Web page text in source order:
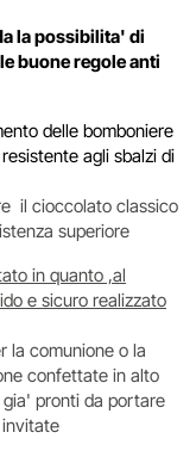
la possibilita' di
buone regole anti
delle bomboniere
agli sbalzi di
il cioccolato classico
superiore
in quanto ,al
e sicuro realizzato
la comunione o la
confettate in alto
pronti da portare